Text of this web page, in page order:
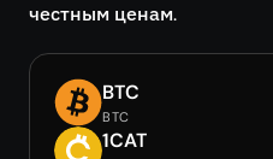
честным ценам.
BTC
BTC
1CAT